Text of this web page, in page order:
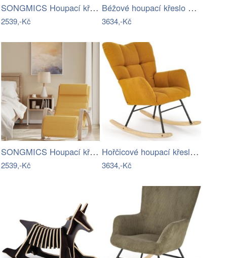
SONGMICS Houpací křeslo polstrované…
2539,-Kč
Béžové houpací křeslo VASCO
3634,-Kč
SONGMICS Houpací křeslo polstrované…
2539,-Kč
Hořčicové houpací křeslo VASCO
3634,-Kč